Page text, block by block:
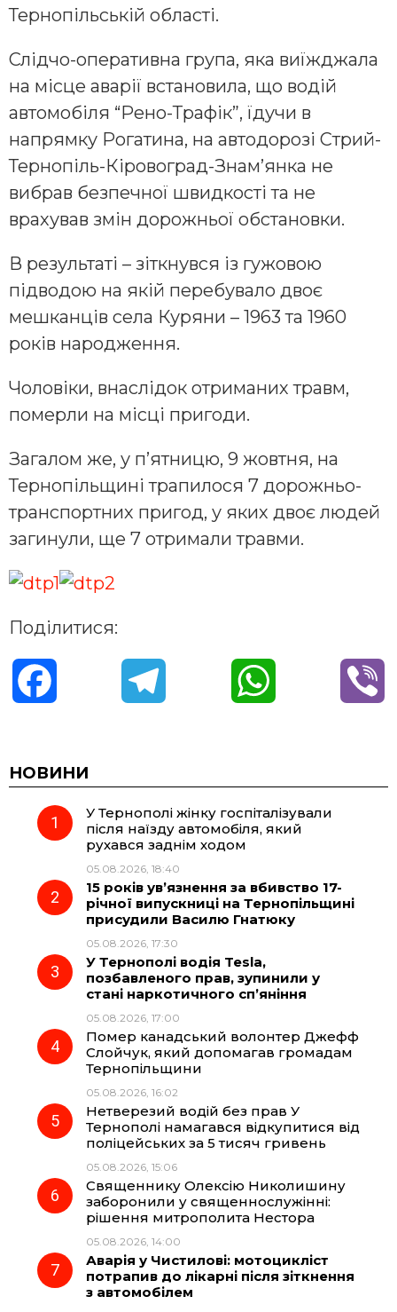
Тернопільській області.
Слідчо-оперативна група, яка виїжджала
на місце аварії встановила, що водій
автомобіля “Рено-Трафік”, їдучи в
напрямку Рогатина, на автодорозі Стрий-
Тернопіль-Кіровоград-Знам’янка не
вибрав безпечної швидкості та не
врахував змін дорожньої обстановки.
В результаті – зіткнувся із гужовою
підводою на якій перебувало двоє
мешканців села Куряни – 1963 та 1960
років народження.
Чоловіки, внаслідок отриманих травм,
померли на місці пригоди.
Загалом же, у п’ятницю, 9 жовтня, на
Тернопільщині трапилося 7 дорожньо-
транспортних пригод, у яких двоє людей
загинули, ще 7 отримали травми.
Поділитися:
c
e
o
k
e
r
a
m
t
A
p
НОВИНИ
У Тернополі жінку госпіталізували
після наїзду автомобіля, який
рухався заднім ходом
05.08.2026, 18:40
15 років ув’язнення за вбивство 17-
річної випускниці на Тернопільщині
присудили Василю Гнатюку
05.08.2026, 17:30
У Тернополі водія Tesla,
позбавленого прав, зупинили у
стані наркотичного сп’яніння
05.08.2026, 17:00
Помер канадський волонтер Джефф
Слойчук, який допомагав громадам
Тернопільщини
05.08.2026, 16:02
Нетверезий водій без прав У
Тернополі намагався відкупитися від
поліцейських за 5 тисяч гривень
05.08.2026, 15:06
Священнику Олексію Николишину
заборонили у священнослужінні:
рішення митрополита Нестора
05.08.2026, 14:00
Аварія у Чистилові: мотоцикліст
потрапив до лікарні після зіткнення
з автомобілем